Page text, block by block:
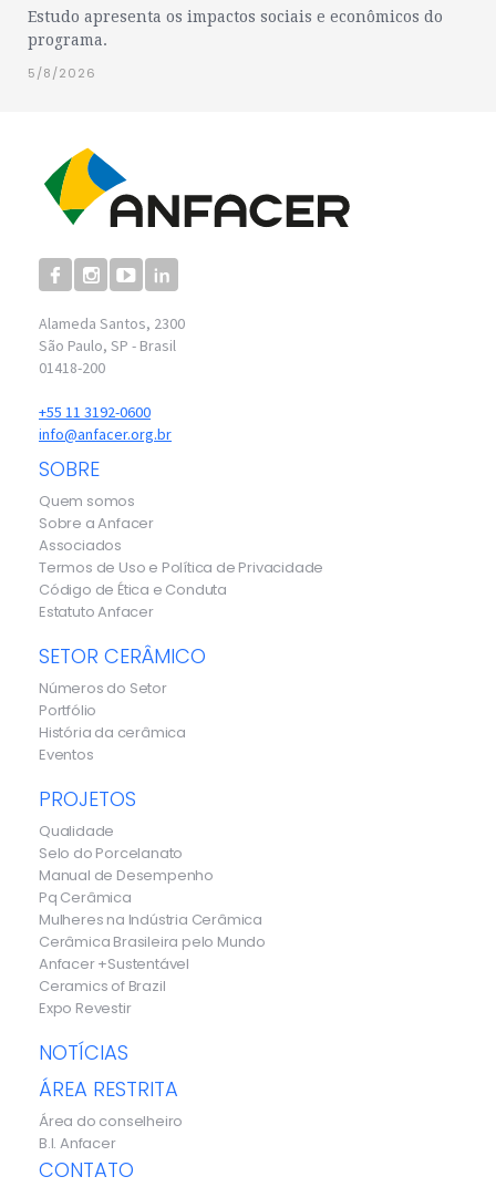
Estudo apresenta os impactos sociais e econômicos do
programa.
5/8/2026
Alameda Santos, 2300
São Paulo, SP - Brasil
01418-200
+55 11 3192-0600
info@anfacer.org.br
SOBRE
Quem somos
Sobre a Anfacer
Associados
Termos de Uso e Política de Privacidade
Código de Ética e Conduta
Estatuto Anfacer
SETOR CERÂMICO
Números do Setor
Portfólio
História da cerâmica
Eventos
PROJETOS
Qualidade
Selo do Porcelanato
Manual de Desempenho
Pq Cerâmica
Mulheres na Indústria Cerâmica
Cerâmica Brasileira pelo Mundo
Anfacer +Sustentável
Ceramics of Brazil
Expo Revestir
NOTÍCIAS
ÁREA RESTRITA
Área do conselheiro
B.I. Anfacer
CONTATO